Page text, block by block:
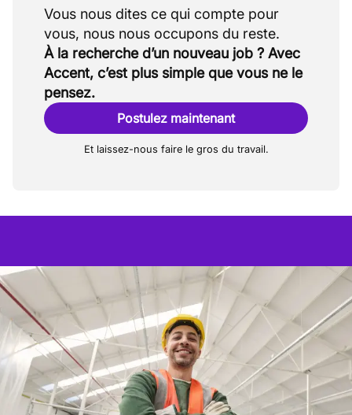
Vous nous dites ce qui compte pour
À la recherche d’un nouveau job ? Avec
Accent, c’est plus simple que vous ne le
pensez.
Postulez maintenant
Et laissez-nous faire le gros du travail.